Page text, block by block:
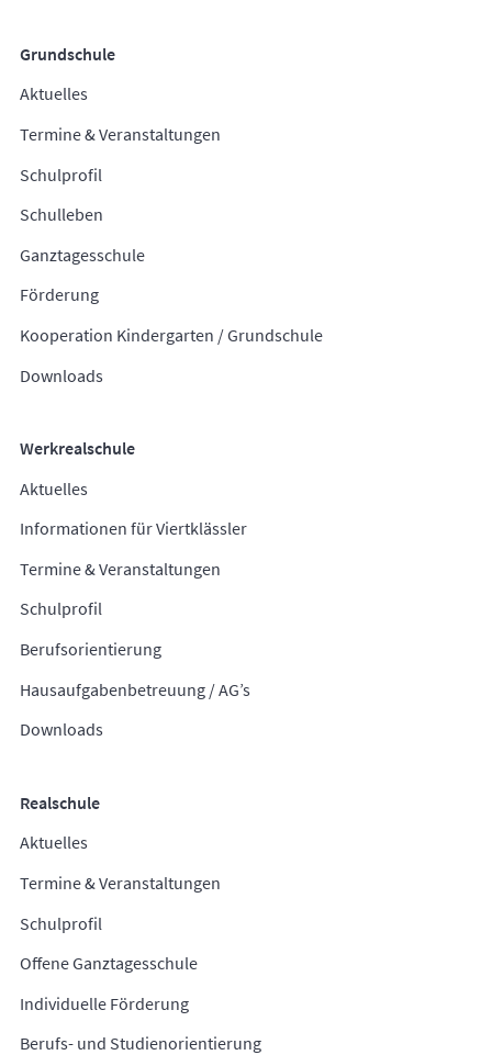
Grundschule
Aktuelles
Termine & Veranstaltungen
Schulprofil
Schulleben
Ganztagesschule
Förderung
Kooperation Kindergarten / Grundschule
Downloads
Werkrealschule
Aktuelles
Informationen für Viertklässler
Termine & Veranstaltungen
Schulprofil
Berufsorientierung
Hausaufgabenbetreuung / AG’s
Downloads
Realschule
Aktuelles
Termine & Veranstaltungen
Schulprofil
Offene Ganztagesschule
Individuelle Förderung
Berufs- und Studienorientierung